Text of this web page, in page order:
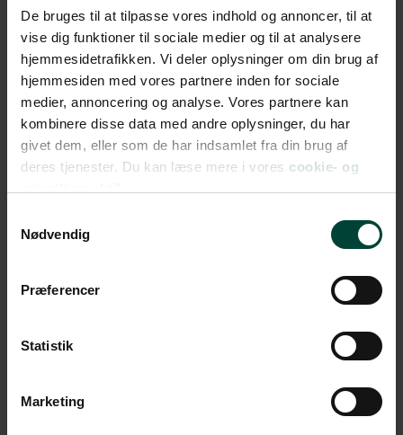
De bruges til at tilpasse vores indhold og annoncer, til at
vise dig funktioner til sociale medier og til at analysere
hjemmesidetrafikken. Vi deler oplysninger om din brug af
hjemmesiden med vores partnere inden for sociale
medier, annoncering og analyse. Vores partnere kan
kombinere disse data med andre oplysninger, du har
givet dem, eller som de har indsamlet fra din brug af
deres tjenester. Du kan læse mere i vores cookie- og
Nødvendig
Præferencer
Statistik
Marketing
3 overnatninger i Ubud
4 overnatninger på Nusa Lembongan
4 overnatninger i Nusa
Dua/Sanur/Jimbaran/Seminyak
Alle ophold er inkl. morgenmad
Transport
Privat transfer fra Ubud til færgeleje
Dua/Jimbaran/Seminyak
Færge